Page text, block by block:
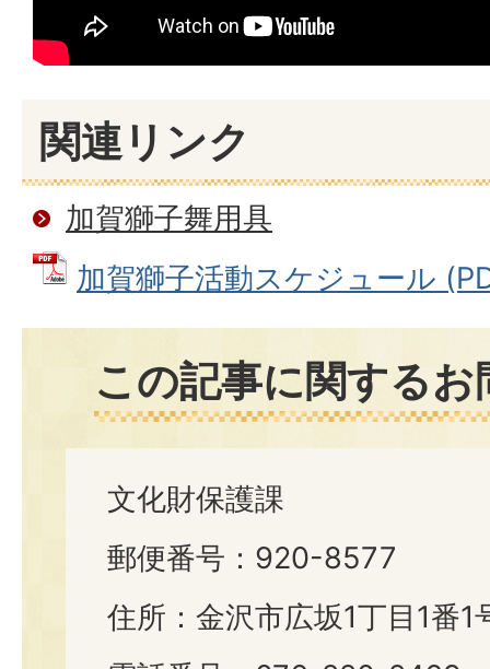
関連リンク
加賀獅子舞用具
加賀獅子活動スケジュール
この記事に関する
文化財保護課
郵便番号：920-8577
住所：金沢市広坂1丁目1番1